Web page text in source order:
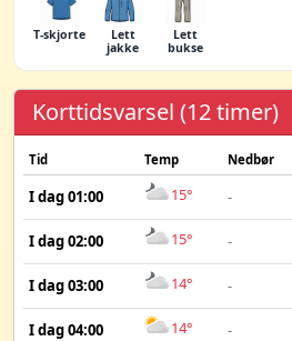
T-skjorte
Lett
jakke
Lett
bukse
Korttidsvarsel (12 timer)
Tid Temp Nedbør
I dag 01:00 15° -
I dag 02:00 15° -
I dag 03:00 14° -
I dag 04:00 14° -